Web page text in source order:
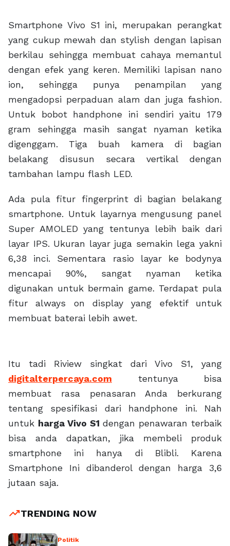
Smartphone Vivo S1 ini, merupakan perangkat
yang cukup mewah dan stylish dengan lapisan
berkilau sehingga membuat cahaya memantul
dengan efek yang keren. Memiliki lapisan nano
ion, sehingga punya penampilan yang
mengadopsi perpaduan alam dan juga fashion.
Untuk bobot handphone ini sendiri yaitu 179
gram sehingga masih sangat nyaman ketika
digenggam. Tiga buah kamera di bagian
belakang disusun secara vertikal dengan
tambahan lampu flash LED.
Ada pula fitur fingerprint di bagian belakang
smartphone. Untuk layarnya mengusung panel
Super AMOLED yang tentunya lebih baik dari
layar IPS. Ukuran layar juga semakin lega yakni
6,38 inci. Sementara rasio layar ke bodynya
mencapai 90%, sangat nyaman ketika
digunakan untuk bermain game. Terdapat pula
fitur always on display yang efektif untuk
membuat baterai lebih awet.
Itu tadi Riview singkat dari Vivo S1, yang
digitalterpercaya.com tentunya bisa
membuat rasa penasaran Anda berkurang
tentang spesifikasi dari handphone ini. Nah
untuk harga Vivo S1 dengan penawaran terbaik
bisa anda dapatkan, jika membeli produk
smartphone ini hanya di Blibli. Karena
Smartphone Ini dibanderol dengan harga 3,6
jutaan saja.
trending_upTRENDING NOW
Politik